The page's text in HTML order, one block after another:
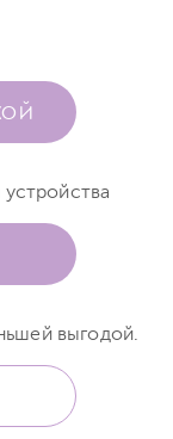
выгодой.